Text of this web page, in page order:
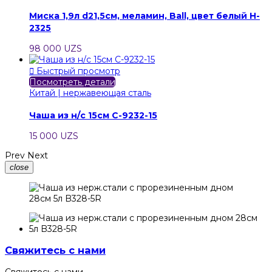
Миска 1,9л d21,5см, меламин, Ball, цвет белый H-
2325
98 000 UZS
 Быстрый просмотр
Посмотреть детали
Китай | нержавеющая сталь
Чаша из н/с 15см C-9232-15
15 000 UZS
Prev Next
close
Свяжитесь с нами